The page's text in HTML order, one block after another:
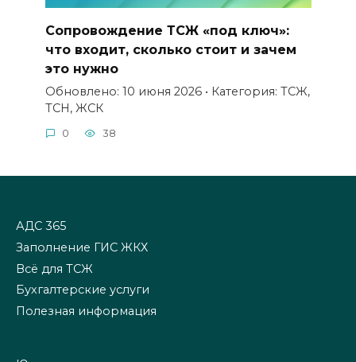
Сопровождение ТСЖ «под ключ»:
что входит, сколько стоит и зачем
это нужно
Обновлено: 10 июня 2026 • Категория: ТСЖ,
ТСН, ЖСК
0 38
АДС 365
Заполнение ГИС ЖКХ
Всё для ТСЖ
Бухгалтерские услуги
Полезная информация